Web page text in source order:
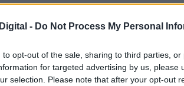
- Do Not Process My Personal
to opt-out of the sale, sharing to third parties,
for targeted advertising by us, please
selection. Please note that after your opt-out